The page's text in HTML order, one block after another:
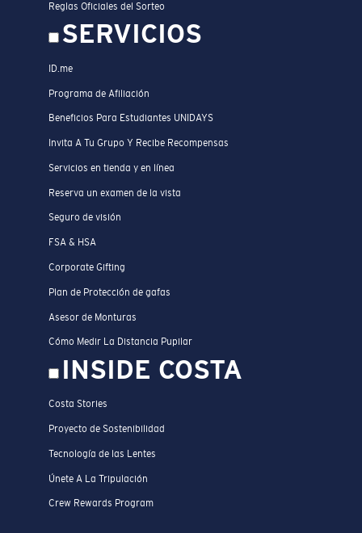
Reglas Oficiales del Sorteo
SERVICIOS
ID.me
Programa de Afiliación
Beneficios Para Estudiantes UNIDAYS
Invita A Tu Grupo Y Recibe Recompensas
Servicios en tienda y en línea
Reserva un examen de la vista
Seguro de visión
FSA & HSA
Corporate Gifting
Plan de Protección de gafas
Asesor de Monturas
Cómo Medir La Distancia Pupilar
INSIDE COSTA
Costa Stories
Proyecto de Sostenibilidad
Tecnología de las Lentes
Únete A La Tripulación
Crew Rewards Program